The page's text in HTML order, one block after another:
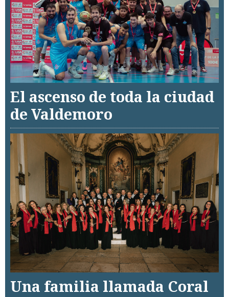
El ascenso de toda la ciudad
de Valdemoro
Una familia llamada Coral